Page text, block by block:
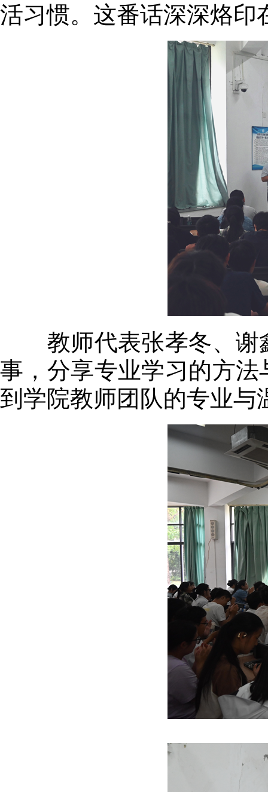
活习惯。这番话深深烙印
教师代表张孝冬、谢
事，分享专业学习的方
到学院教师团队的专业与